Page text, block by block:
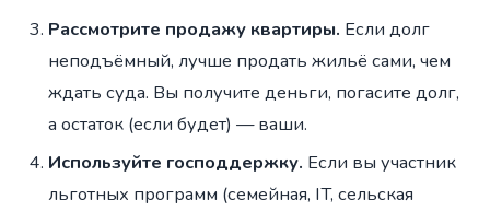
Рассмотрите продажу квартиры. Если долг
неподъёмный, лучше продать жильё сами, чем
ждать суда. Вы получите деньги, погасите долг,
а остаток (если будет) — ваши.
Используйте господдержку. Если вы участник
льготных программ (семейная, IT, сельская